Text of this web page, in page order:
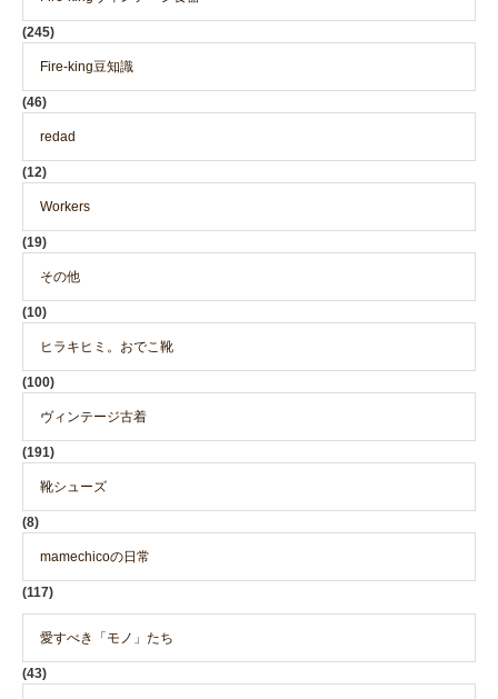
(245)
Fire-king豆知識
(46)
redad
(12)
Workers
(19)
その他
(10)
ヒラキヒミ。おでこ靴
(100)
ヴィンテージ古着
(191)
靴シューズ
(8)
mamechicoの日常
(117)
愛すべき「モノ」たち
(43)